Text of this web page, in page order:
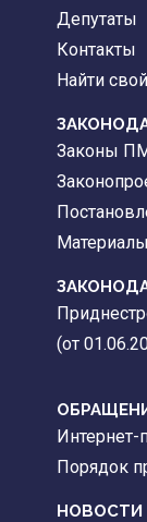
Депутаты
Контакты
Найти
Законы
(от
Интернет-
Порядок
НОВОСТИ